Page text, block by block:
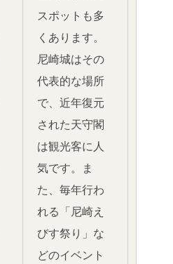
スポットも多
くあります。
尼崎城はその
代表的な場所
で、近年復元
された天守閣
は観光客に人
気です。ま
た、毎年行わ
れる「尼崎え
びす祭り」な
どのイベント